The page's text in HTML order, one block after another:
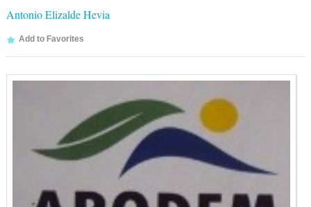
Antonio Elizalde Hevia
Add to Favorites